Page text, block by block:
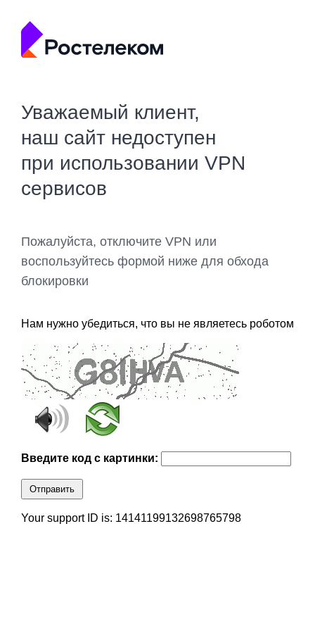
Уважаемый клиент,
наш сайт недоступен
при использовании VPN
сервисов
Пожалуйста, отключите VPN или
воспользуйтесь формой ниже для обхода
блокировки
Нам нужно убедиться, что вы не являетесь роботом
Введите код с картинки:
Отправить
Your support ID is: 14141199132698765798